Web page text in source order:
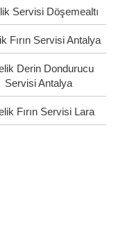
Servisi Döşemealtı
Fırın Servisi Antalya
Derin Dondurucu
Servisi Antalya
Fırın Servisi Lara